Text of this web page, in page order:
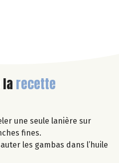
recette
une seule lanière sur
fines.
les gambas dans l’huile